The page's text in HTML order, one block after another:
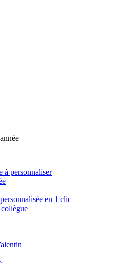
à personnaliser
en 1 clic